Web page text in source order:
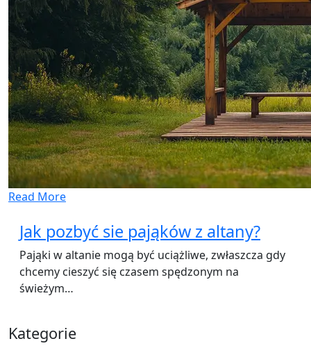
Read More
Jak pozbyć sie pająków z altany?
Pająki w altanie mogą być uciążliwe, zwłaszcza gdy
chcemy cieszyć się czasem spędzonym na
świeżym…
Kategorie